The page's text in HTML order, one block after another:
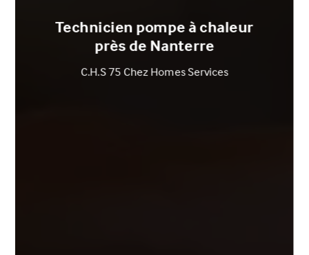
Technicien pompe à chaleur
près de Nanterre
C.H.S 75 Chez Homes Services